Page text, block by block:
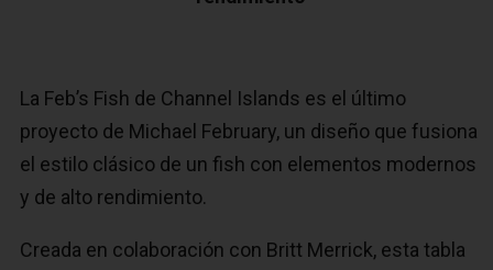
La Feb’s Fish de Channel Islands es el último
proyecto de Michael February, un diseño que fusiona
el estilo clásico de un fish con elementos modernos
y de alto rendimiento.
Creada en colaboración con Britt Merrick, esta tabla